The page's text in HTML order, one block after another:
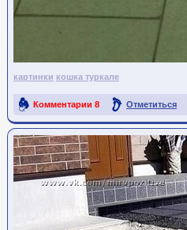
картинки кошка туркале
Комментарии 8 Отметиться